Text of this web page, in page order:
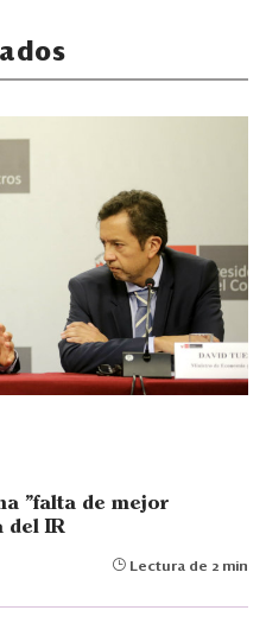
"falta de mejor
del IR
Lectura de 2 min